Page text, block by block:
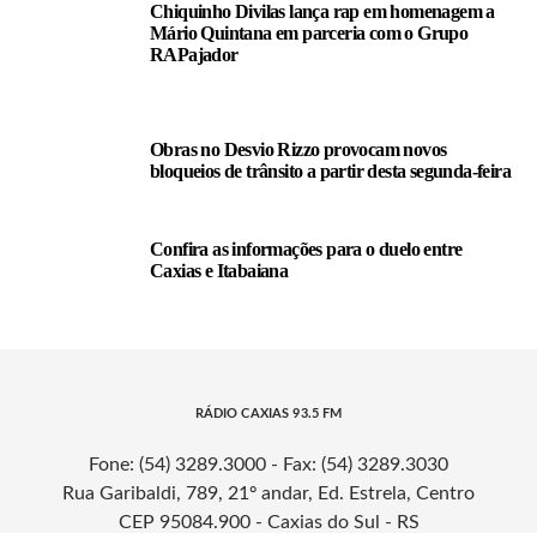
Chiquinho Divilas lança rap em homenagem a
Mário Quintana em parceria com o Grupo
RAPajador
Obras no Desvio Rizzo provocam novos
bloqueios de trânsito a partir desta segunda-feira
Confira as informações para o duelo entre
Caxias e Itabaiana
RÁDIO CAXIAS 93.5 FM
Fone: (54) 3289.3000 - Fax: (54) 3289.3030
Rua Garibaldi, 789, 21º andar, Ed. Estrela, Centro
CEP 95084.900 - Caxias do Sul - RS